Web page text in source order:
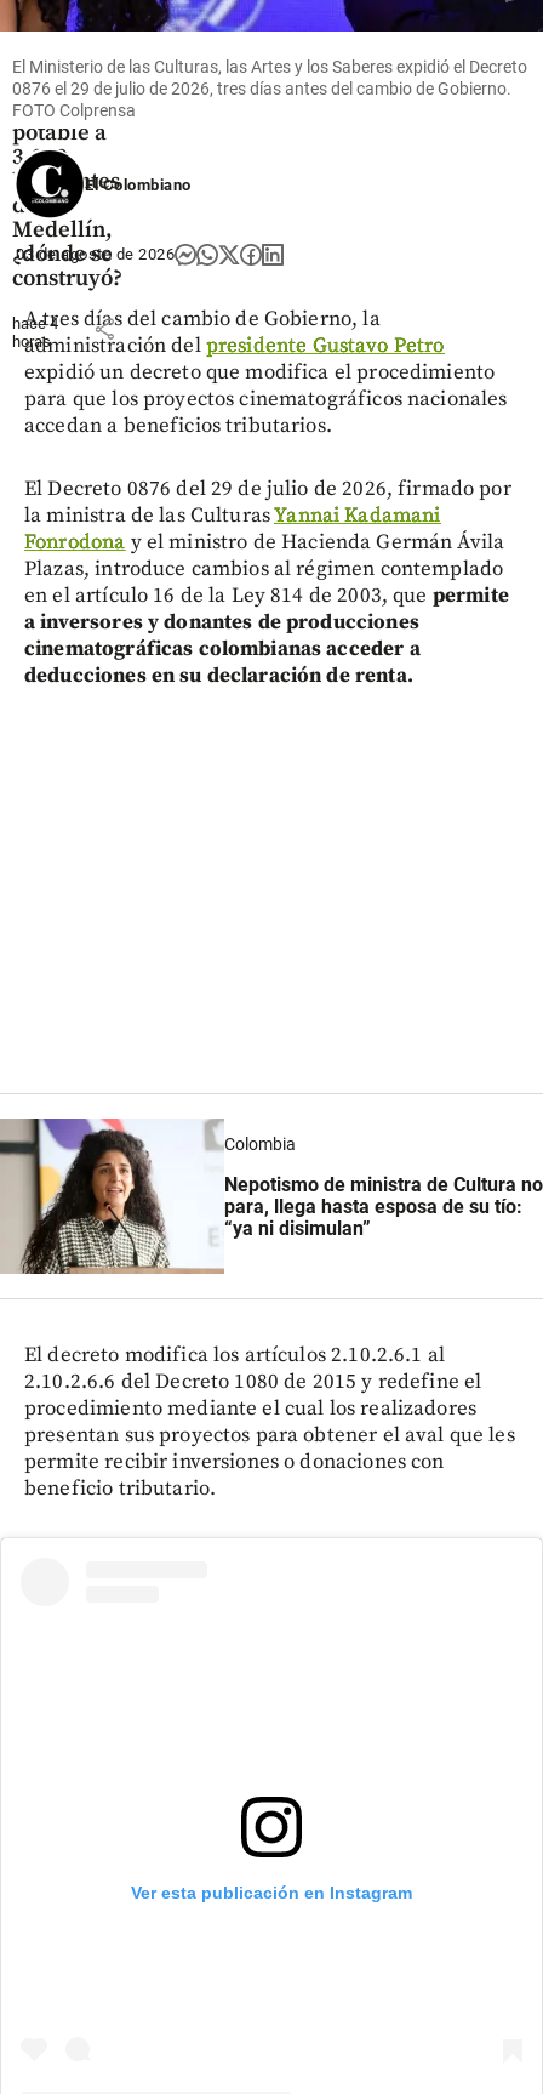
Acueducto
aéreo
llevará
agua
potable a
3.000
habitantes
de
Medellín,
¿dónde se
construyó?
hace 4
horas
share
El Ministerio de las Culturas, las Artes y los Saberes expidió el Decreto
0876 el 29 de julio de 2026, tres días antes del cambio de Gobierno.
FOTO Colprensa
El Colombiano
03 de agosto de 2026
A tres días del cambio de Gobierno, la
administración delpresidente Gustavo Petro
expidió un decreto que modifica el procedimiento
para que los proyectos cinematográficos nacionales
accedan a beneficios tributarios.
El Decreto 0876 del 29 de julio de 2026, firmado por
la ministra de las CulturasYannai Kadamani
Fonrodona y el ministro de Hacienda Germán Ávila
Plazas, introduce cambios al régimen contemplado
en el artículo 16 de la Ley 814 de 2003, que permite
a inversores y donantes de producciones
cinematográficas colombianas acceder a
deducciones en su declaración de renta.
Colombia
Nepotismo de ministra de Cultura no
para, llega hasta esposa de su tío:
“ya ni disimulan”
El decreto modifica los artículos 2.10.2.6.1 al
2.10.2.6.6 del Decreto 1080 de 2015 y redefine el
procedimiento mediante el cual los realizadores
presentan sus proyectos para obtener el aval que les
permite recibir inversiones o donaciones con
beneficio tributario.
Ver esta publicación en Instagram